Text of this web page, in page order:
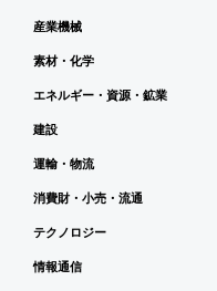
産業機械
素材・化学
エネルギー・資源・鉱業
建設
運輸・物流
消費財・小売・流通
テクノロジー
情報通信